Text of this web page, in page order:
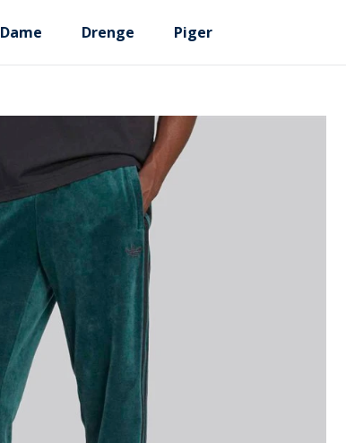
Dame Drenge Piger